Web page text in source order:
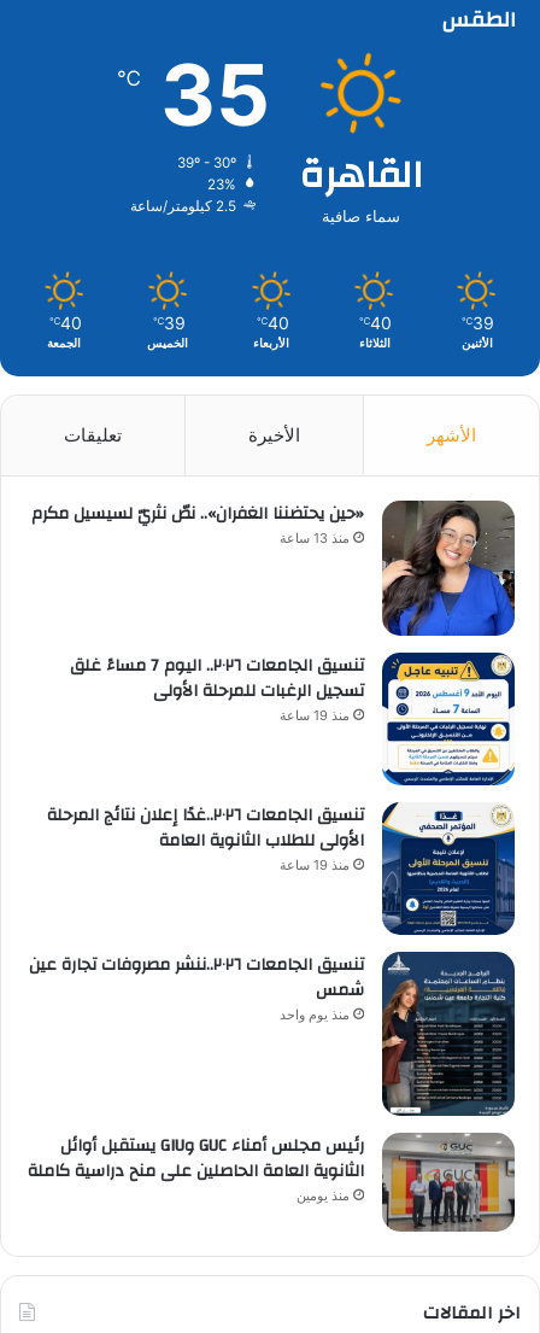
الطقس
القاهرة
سماء صافية
35
℃
23%
2.5 كيلومتر/ساعة
39
℃
الأثنين
40
℃
الثلاثاء
40
℃
الأربعاء
39
℃
الخميس
40
℃
الجمعة
الأشهر الأخيرة تعليقات
«حين يحتضننا الغفران».. نصّ نثريّ لسيسيل مكرم
منذ 13 ساعة
تنسيق الجامعات ٢٠٢٦.. اليوم 7 مساءً غلق
تسجيل الرغبات للمرحلة الأولى
منذ 19 ساعة
تنسيق الجامعات ٢٠٢٦..غدًا إعلان نتائج المرحلة
الأولى للطلاب الثانوية العامة
منذ 19 ساعة
تنسيق الجامعات ٢٠٢٦..ننشر مصروفات تجارة عين
شمس
منذ يوم واحد
رئيس مجلس أمناء GUC وGIU يستقبل أوائل
الثانوية العامة الحاصلين على منح دراسية كاملة
منذ يومين
اخر المقالات